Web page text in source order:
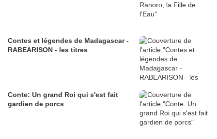
Contes et légendes de Madagascar -
RABEARISON - les titres
Conte: Un grand Roi qui s'est fait
gardien de porcs